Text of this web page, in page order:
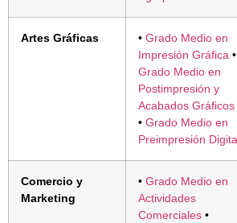
Artes Gráficas • Grado Medio en
Impresión Gráfica •
Grado Medio en
Postimpresión y
Acabados Gráficos
• Grado Medio en
Preimpresión
Comercio y
Marketing
• Grado Medio en
Actividades
Comerciales •